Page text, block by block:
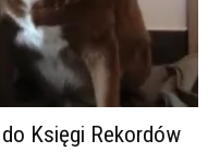
Księgi Rekordów